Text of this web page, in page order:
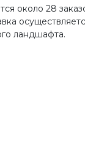
около 28
ландшафта.